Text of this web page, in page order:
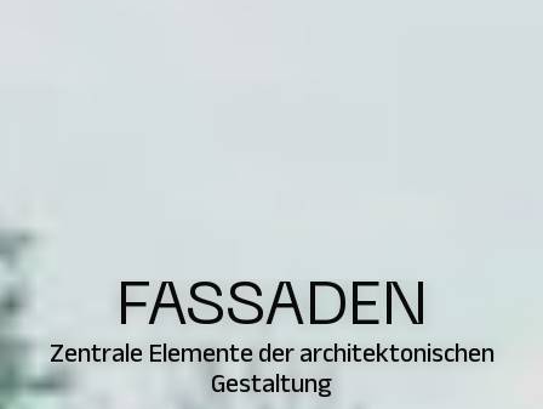
FASSADEN
Zentrale Elemente der architektonischen
Gestaltung